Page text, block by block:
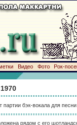
Видео Фото Рок-
1970
бэк-вокала для песни
рядом с его